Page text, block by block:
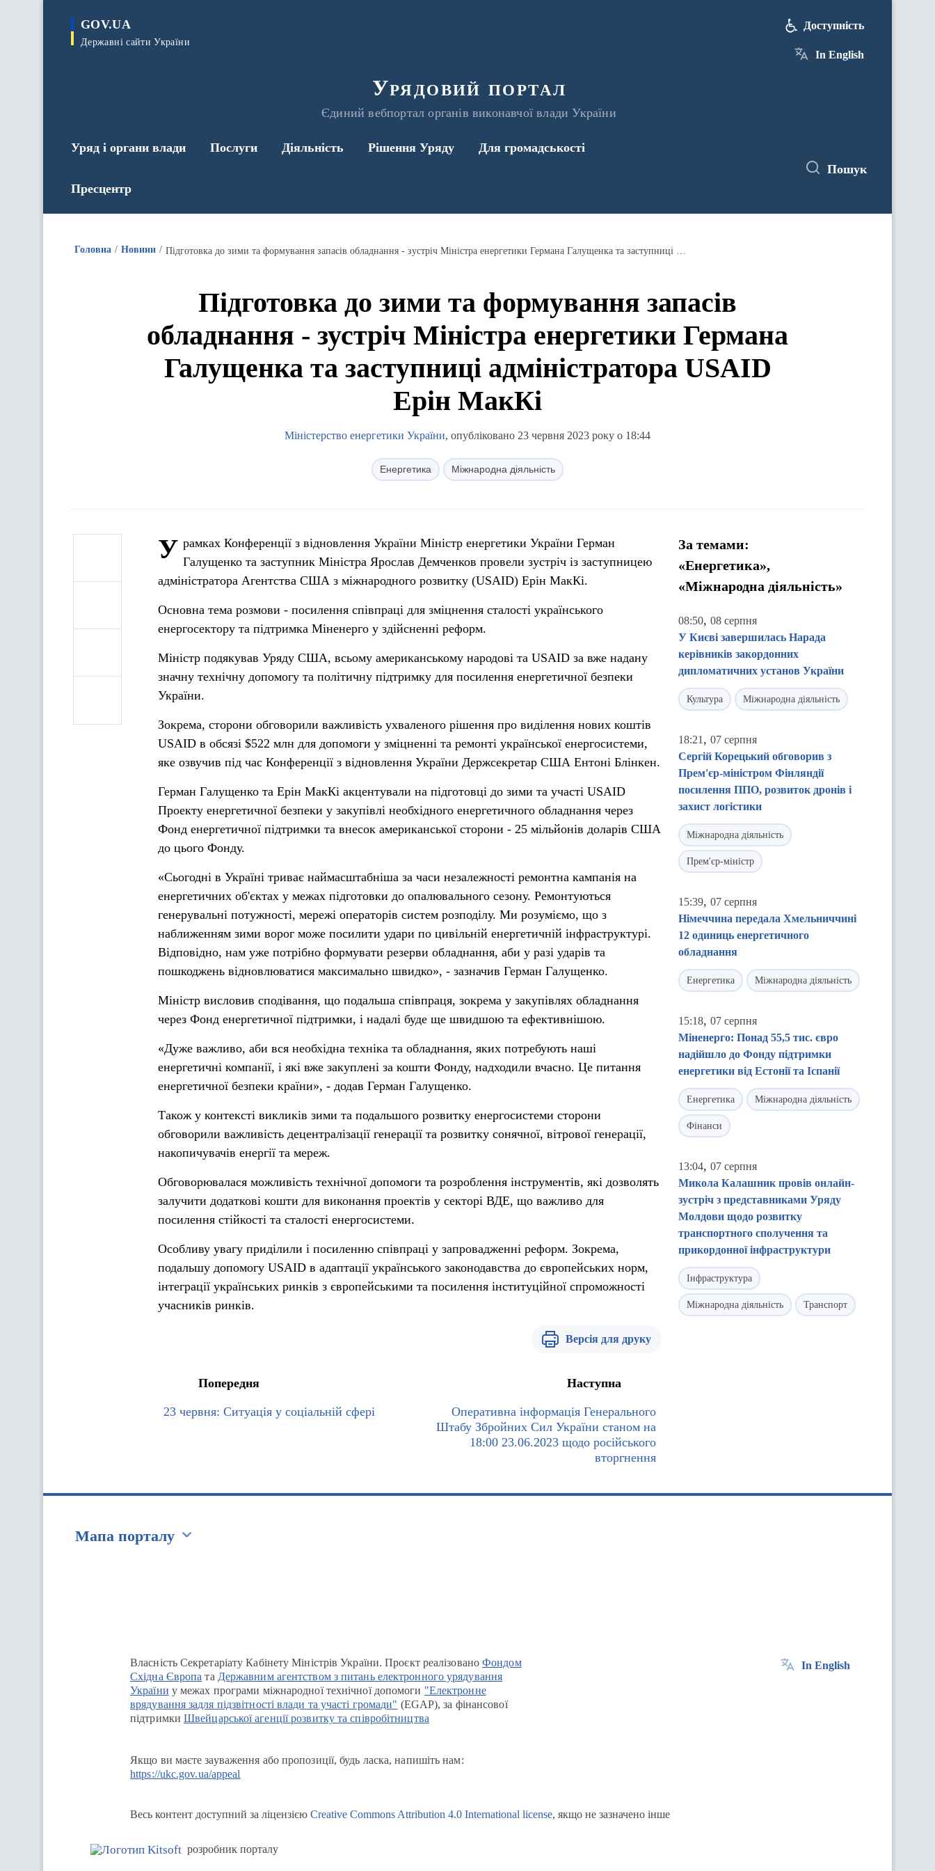
GOV.UA
Державні сайти України
Урядовий портал
Єдиний вебпортал органів виконавчої влади України
Доступність
In English
Уряд і органи влади Послуги Діяльність Рішення Уряду Для громадськості
Пресцентр
Пошук
Головна Новини Підготовка до зими та формування запасів обладнання - зустріч Міністра енергетики Германа Галущенка та заступниці адміністратора USAID Ерін МакКі
Підготовка до зими та формування запасів
обладнання - зустріч Міністра енергетики Германа
Галущенка та заступниці адміністратора USAID
Ерін МакКі
Міністерство енергетики України, опубліковано 23 червня 2023 року о 18:44
Енергетика Міжнародна діяльність
У рамках Конференції з відновлення України Міністр енергетики України Герман
Галущенко та заступник Міністра Ярослав Демченков провели зустріч із заступницею
адміністратора Агентства США з міжнародного розвитку (USAID) Ерін МакКі.
Основна тема розмови - посилення співпраці для зміцнення сталості українського
енергосектору та підтримка Міненерго у здійсненні реформ.
Міністр подякував Уряду США, всьому американському народові та USAID за вже надану
значну технічну допомогу та політичну підтримку для посилення енергетичної безпеки
України.
Зокрема, сторони обговорили важливість ухваленого рішення про виділення нових коштів
USAID в обсязі $522 млн для допомоги у зміцненні та ремонті української енергосистеми,
яке озвучив під час Конференції з відновлення України Держсекретар США Ентоні Блінкен.
Герман Галущенко та Ерін МакКі акцентували на підготовці до зими та участі USAID
Проекту енергетичної безпеки у закупівлі необхідного енергетичного обладнання через
Фонд енергетичної підтримки та внесок американської сторони - 25 мільйонів доларів США
до цього Фонду.
«Сьогодні в Україні триває наймасштабніша за часи незалежності ремонтна кампанія на
енергетичних об'єктах у межах підготовки до опалювального сезону. Ремонтуються
генерувальні потужності, мережі операторів систем розподілу. Ми розуміємо, що з
наближенням зими ворог може посилити удари по цивільній енергетичній інфраструктурі.
Відповідно, нам уже потрібно формувати резерви обладнання, аби у разі ударів та
пошкоджень відновлюватися максимально швидко», - зазначив Герман Галущенко.
Міністр висловив сподівання, що подальша співпраця, зокрема у закупівлях обладнання
через Фонд енергетичної підтримки, і надалі буде ще швидшою та ефективнішою.
«Дуже важливо, аби вся необхідна техніка та обладнання, яких потребують наші
енергетичні компанії, і які вже закуплені за кошти Фонду, надходили вчасно. Це питання
енергетичної безпеки країни», - додав Герман Галущенко.
Також у контексті викликів зими та подальшого розвитку енергосистеми сторони
обговорили важливість децентралізації генерації та розвитку сонячної, вітрової генерації,
накопичувачів енергії та мереж.
Обговорювалася можливість технічної допомоги та розроблення інструментів, які дозволять
залучити додаткові кошти для виконання проектів у секторі ВДЕ, що важливо для
посилення стійкості та сталості енергосистеми.
Особливу увагу приділили і посиленню співпраці у запровадженні реформ. Зокрема,
подальшу допомогу USAID в адаптації українського законодавства до європейських норм,
інтеграції українських ринків з європейськими та посилення інституційної спроможності
учасників ринків.
Версія для друку
Попередня
23 червня: Ситуація у соціальній сфері
Наступна
Оперативна інформація Генерального
Штабу Збройних Сил України станом на
18:00 23.06.2023 щодо російського
вторгнення
За темами:
«Енергетика»,
«Міжнародна діяльність»
08:50, 08 серпня
У Києві завершилась Нарада
керівників закордонних
дипломатичних установ України
Культура Міжнародна діяльність
18:21 , 07 серпня
Сергій Корецький обговорив з
Прем'єр-міністром Фінляндії
посилення ППО, розвиток дронів і
захист логістики
Міжнародна діяльність
Прем'єр-міністр
15:39, 07 серпня
Німеччина передала Хмельниччині
12 одиниць енергетичного
обладнання
Енергетика Міжнародна діяльність
15:18, 07 серпня
Міненерго: Понад 55,5 тис. євро
надійшло до Фонду підтримки
енергетики від Естонії та Іспанії
Енергетика Міжнародна діяльність
Фінанси
13:04, 07 серпня
Микола Калашник провів онлайн-
зустріч з представниками Уряду
Молдови щодо розвитку
транспортного сполучення та
прикордонної інфраструктури
Інфраструктура
Міжнародна діяльність Транспорт
Мапа порталу
Власність Секретаріату Кабінету Міністрів України. Проєкт реалізованоФондом
Східна Європа та Державним агентством з питань електронного урядування
України у межах програми міжнародної технічної допомоги "Електронне
врядування задля підзвітності влади та участі громади" (EGAP), за фінансової
підтримки Швейцарської агенції розвитку та співробітництва
Якщо ви маєте зауваження або пропозиції, будь ласка, напишіть нам:
https://ukc.gov.ua/appeal
In English
Весь контент доступний за ліцензією Creative Commons Attribution 4.0 International license, якщо не зазначено інше
розробник порталу